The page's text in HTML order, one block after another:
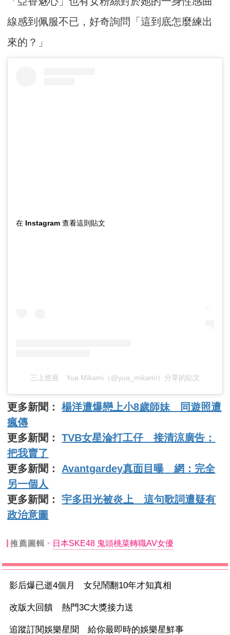
線感到佩服不已，好奇詢問「這到底怎麼練出
來的？」
在 Instagram 查看這則貼文
三上悠亜 Yua Mikami（@yua_mikami）分享的貼文
更多新聞：楊洋遭爆戀上小8歲師妹 同遊照遭
瘋傳
更多新聞：TVB女星淪打工仔 接清涼廣告：
把我賣了
更多新聞： Avantgardey真面目曝 網：完全
另一個人
更多新聞：宇多田光被炎上 這句歌詞遭疑有
政治意圖
推薦圖輯 日本SKE48 鬼頭桃菜轉職AV女優
影后爆已逝4個月 女兒鬧翻10年才知真相
改版大回饋 熱門3C大獎接力送
追蹤訂閱娛樂星聞 給你最即時的娛樂星鮮事